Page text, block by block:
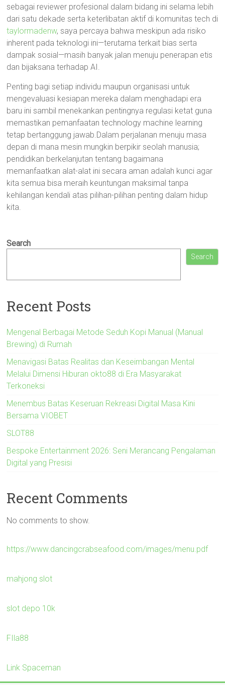
sebagai reviewer profesional dalam bidang ini selama lebih
dari satu dekade serta keterlibatan aktif di komunitas tech di
taylormadenw, saya percaya bahwa meskipun ada risiko
inherent pada teknologi ini—terutama terkait bias serta
dampak sosial—masih banyak jalan menuju penerapan etis
dan bijaksana terhadap AI.
Penting bagi setiap individu maupun organisasi untuk
mengevaluasi kesiapan mereka dalam menghadapi era
baru ini sambil menekankan pentingnya regulasi ketat guna
memastikan pemanfaatan technology machine learning
tetap bertanggung jawab.Dalam perjalanan menuju masa
depan di mana mesin mungkin berpikir seolah manusia;
pendidikan berkelanjutan tentang bagaimana
memanfaatkan alat-alat ini secara aman adalah kunci agar
kita semua bisa meraih keuntungan maksimal tanpa
kehilangan kendali atas pilihan-pilihan penting dalam hidup
kita.
Search
Search
Recent Posts
Mengenal Berbagai Metode Seduh Kopi Manual (Manual
Brewing) di Rumah
Menavigasi Batas Realitas dan Keseimbangan Mental
Melalui Dimensi Hiburan okto88 di Era Masyarakat
Terkoneksi
Menembus Batas Keseruan Rekreasi Digital Masa Kini
Bersama VIOBET
SLOT88
Bespoke Entertainment 2026: Seni Merancang Pengalaman
Digital yang Presisi
Recent Comments
No comments to show.
https://www.dancingcrabseafood.com/images/menu.pdf
mahjong slot
slot depo 10k
FIla88
Link Spaceman